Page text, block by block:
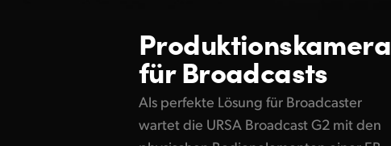
Produktionskamera
für Broadcasts
Als perfekte Lösung für Broadcaster
wartet die URSA Broadcast G2 mit den